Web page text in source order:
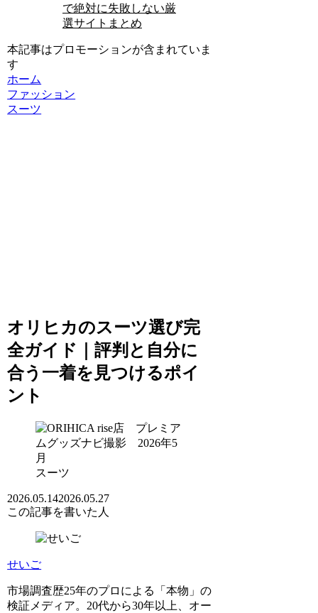
で絶対に失敗しない厳
選サイトまとめ
本記事はプロモーションが含まれていま
す
ホーム
ファッション
スーツ
オリヒカのスーツ選び完
全ガイド｜評判と自分に
合う一着を見つけるポイ
ント
スーツ
2026.05.142026.05.27
この記事を書いた人
せいご
市場調査歴25年のプロによる「本物」の
検証メディア。20代から30年以上、オー